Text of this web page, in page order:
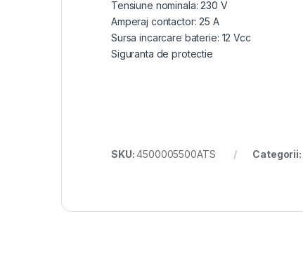
Tensiune nominala: 230 V
Amperaj contactor: 25 A
Sursa incarcare baterie: 12 Vcc
Siguranta de protectie
SKU:4500005500ATS Categorii: